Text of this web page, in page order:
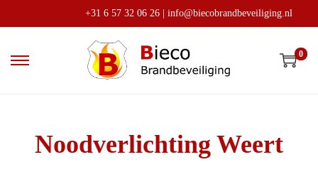
+31 6 57 32 06 26 info@biecobrandbeveiliging.nl
0
Noodverlichting Weert